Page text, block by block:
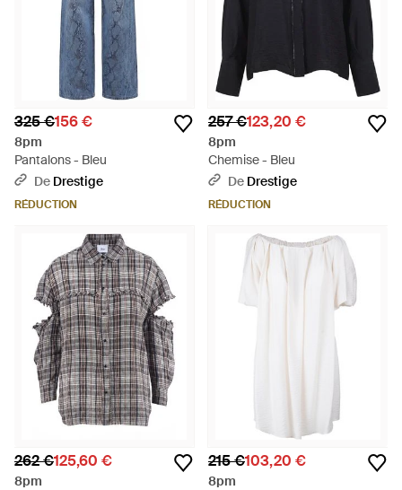
325 €156 €
8pm
Pantalons - Bleu
De Drestige
RÉDUCTION
257 €123,20 €
8pm
Chemise - Bleu
De Drestige
RÉDUCTION
262 €125,60 €
8pm
215 €103,20 €
8pm